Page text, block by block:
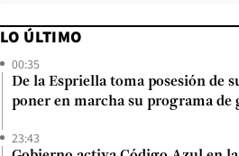
LO ÚLTIMO
00:35
De la Espriella toma posesión de
poner en marcha su programa de
23:43